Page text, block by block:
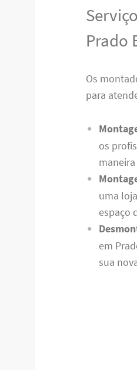
Prado
Os
para
os
uma
espaço
em
sua